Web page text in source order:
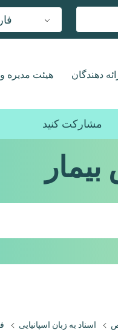
دهندگان هیئت مدیره
مشارکت کنید
اسناد به زبان اسپانیایی